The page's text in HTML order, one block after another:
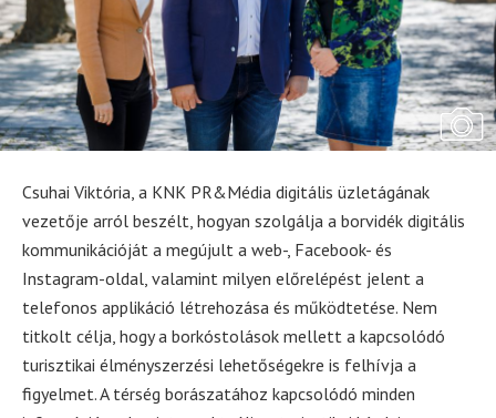
Csuhai Viktória, a KNK PR&Média digitális üzletágának
vezetője arról beszélt, hogyan szolgálja a borvidék digitális
kommunikációját a megújult a web-, Facebook- és
Instagram-oldal, valamint milyen előrelépést jelent a
telefonos applikáció létrehozása és működtetése. Nem
titkolt célja, hogy a borkóstolások mellett a kapcsolódó
turisztikai élményszerzési lehetőségekre is felhívja a
figyelmet. A térség borászatához kapcsolódó minden